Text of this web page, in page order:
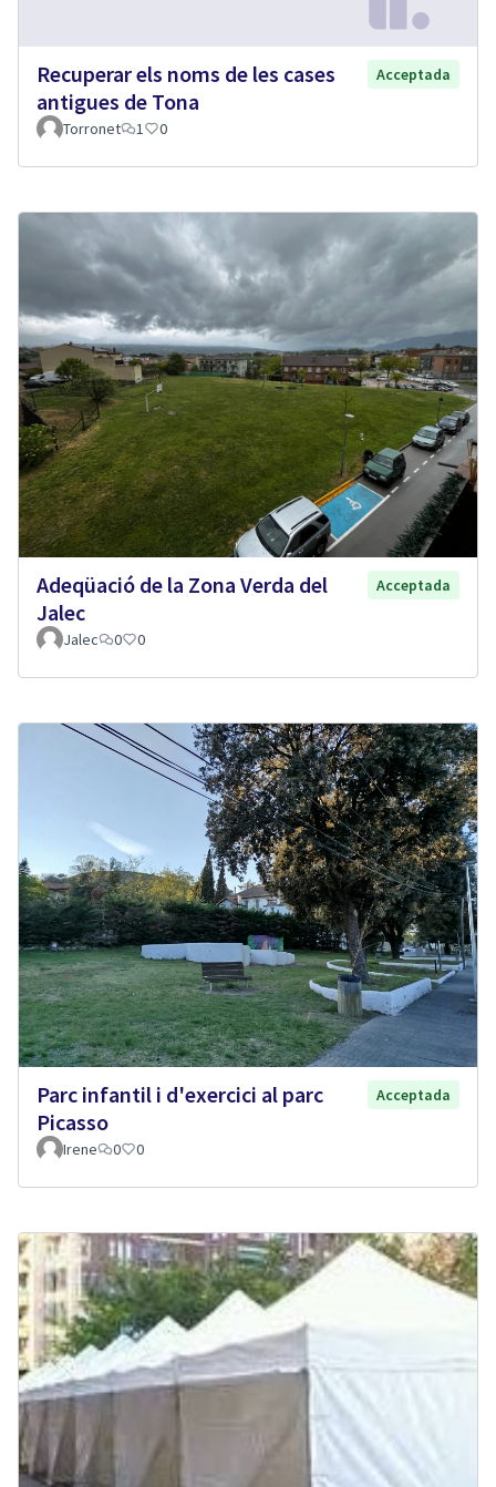
Recuperar els noms de les cases
antigues de Tona
Acceptada
Torronet 1 0
Adeqüació de la Zona Verda del
Jalec
Acceptada
Jalec 0 0
Parc infantil i d'exercici al parc
Picasso
Acceptada
Irene 0 0